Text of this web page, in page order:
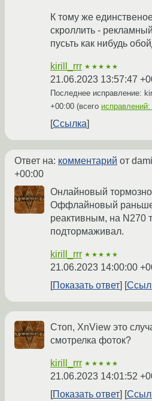
К тому же
скроллить -
пусьть как нибудь
kirill_rrr ★★★★★
21.06.2023 13:57:47
Последнее исправление:
+00:00 (всего исправлений:
Ссылка
Ответ на: комментарий от
+00:00
Онлайновый
Оффлайновый
реактивным, на N270
подтормаживал.
kirill_rrr ★★★★★
21.06.2023 14:00:00
Показать ответ
Стоп, XnView это
смотрелка фоток?
kirill_rrr ★★★★★
21.06.2023 14:01:52
Показать ответ